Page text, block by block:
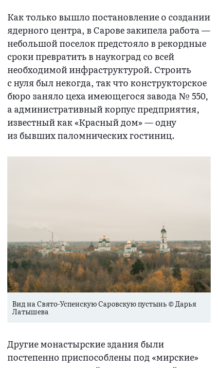
Как только вышло постановление о создании
ядерного центра, в Сарове закипела работа —
небольшой поселок предстояло в рекордные
сроки превратить в наукоград со всей
необходимой инфраструктурой. Строить
с нуля был некогда, так что конструкторское
бюро заняло цеха имеющегося завода № 550,
а административный корпус предприятия,
известный как «Красный дом» — одну
из бывших паломнических гостиниц.
Вид на Свято-Успенскую Саровскую пустынь © Дарья
Латышева
Другие монастырские здания были
постепенно приспособлены под «мирские»